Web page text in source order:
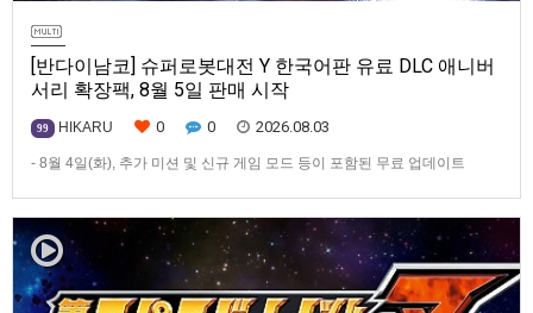
[반다이남코] 슈퍼로봇대전 Y 한국어판 유료 DLC 애니버
서리 확장팩, 8월 5일 판매 시작
99 HIKARU 0 0 2026.08.03
- 8월 4일(화), 추가 미션 및 신규 게임 모드 등이 포함된 무료 업데이트
Switch™, Steam®용 ‘슈퍼로봇대전 Y’(한국어판)의 유료 DLC ‘애니버서리
확장팩’을 2026년 …